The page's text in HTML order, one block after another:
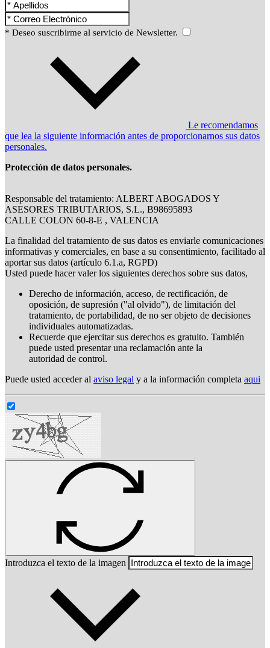
* Deseo suscribirme al servicio de Newsletter.
Le recomendamos
que lea la siguiente información antes de proporcionarnos sus datos
personales.
Protección de datos personales.
Responsable del tratamiento: ALBERT ABOGADOS Y
ASESORES TRIBUTARIOS, S.L., B98695893
CALLE COLON 60-8-E , VALENCIA
La finalidad del tratamiento de sus datos es enviarle comunicaciones
informativas y comerciales, en base a su consentimiento, facilitado al
aportar sus datos (artículo 6.1.a, RGPD)
Usted puede hacer valer los siguientes derechos sobre sus datos,
Derecho de información, acceso, de rectificación, de
oposición, de supresión ("al olvido"), de limitación del
tratamiento, de portabilidad, de no ser objeto de decisiones
individuales automatizadas.
Recuerde que ejercitar sus derechos es gratuito. También
puede usted presentar una reclamación ante la
autoridad de control.
Puede usted acceder al aviso legal y a la información completa aqui
Introduzca el texto de la imagen